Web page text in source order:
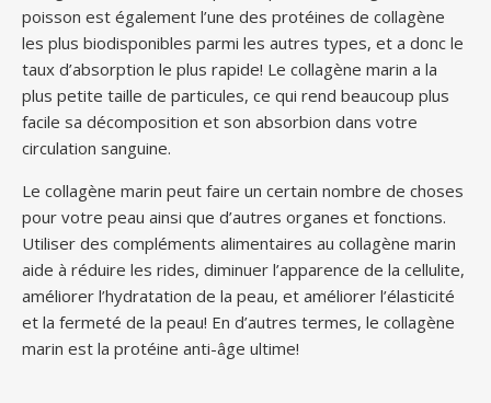
poisson est également l’une des protéines de collagène
les plus biodisponibles parmi les autres types, et a donc le
taux d’absorption le plus rapide! Le collagène marin a la
plus petite taille de particules, ce qui rend beaucoup plus
facile sa décomposition et son absorbion dans votre
circulation sanguine.
Le collagène marin peut faire un certain nombre de choses
pour votre peau ainsi que d’autres organes et fonctions.
Utiliser des compléments alimentaires au collagène marin
aide à réduire les rides, diminuer l’apparence de la cellulite,
améliorer l’hydratation de la peau, et améliorer l’élasticité
et la fermeté de la peau! En d’autres termes, le collagène
marin est la protéine anti-âge ultime!